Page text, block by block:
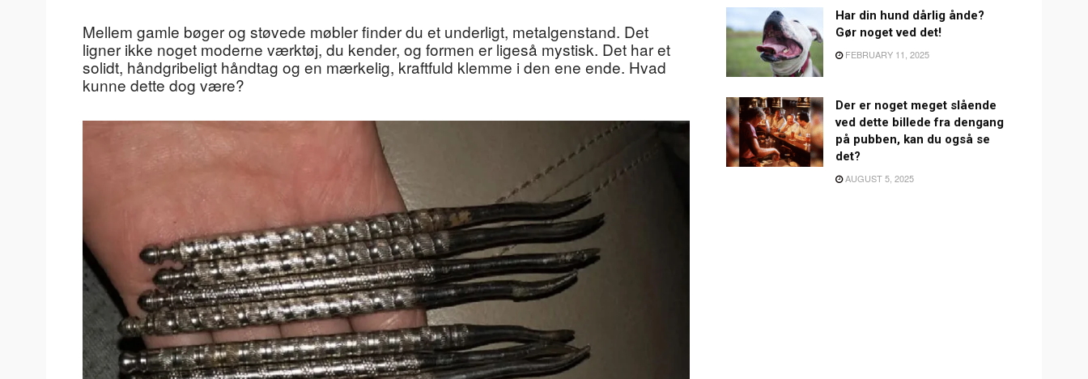
Mellem gamle bøger og støvede møbler finder du et underligt, metalgenstand. Det
ligner ikke noget moderne værktøj, du kender, og formen er ligeså mystisk. Det har et
solidt, håndgribeligt håndtag og en mærkelig, kraftfuld klemme i den ene ende. Hvad
kunne dette dog være?
Har din hund dårlig ånde?
Gør noget ved det!
FEBRUARY 11, 2025
Der er noget meget slående
ved dette billede fra dengang
på pubben, kan du også se
det?
AUGUST 5, 2025